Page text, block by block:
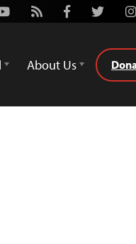
Rss FacebookTwitter
About Us